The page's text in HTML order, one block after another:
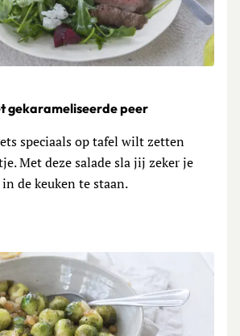
gekarameliseerde peer
speciaals op tafel wilt zetten
Met deze salade sla jij zeker je
de keuken te staan.